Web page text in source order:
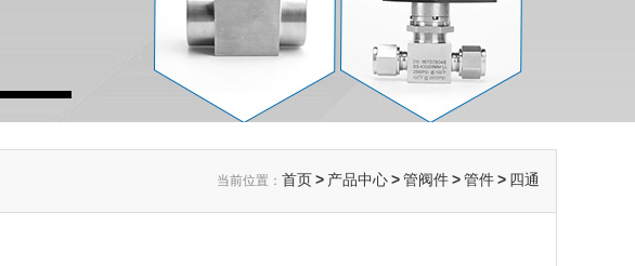
当前位置： 首页> 产品中心>管阀件>管件> 四通